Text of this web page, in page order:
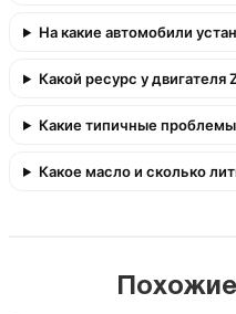
На какие автомобили
Какой ресурс у двигателя
Какие типичные проблемы
Какое масло и сколько